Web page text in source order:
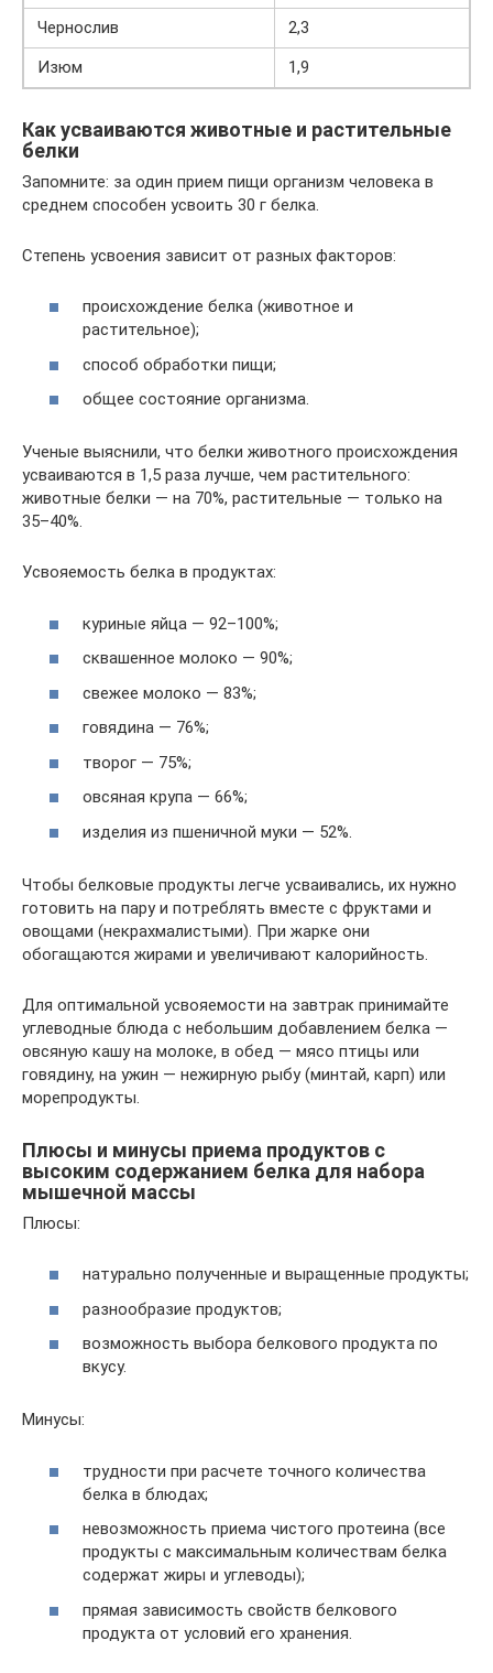
Чернослив
2,3
Изюм
1,9
Как усваиваются животные и растительные
белки
Запомните: за один прием пищи организм человека в
среднем способен усвоить 30 г белка.
Степень усвоения зависит от разных факторов:
происхождение белка (животное и
растительное);
способ обработки пищи;
общее состояние организма.
Ученые выяснили, что белки животного происхождения
усваиваются в 1,5 раза лучше, чем растительного:
животные белки — на 70%, растительные — только на
35–40%.
Усвояемость белка в продуктах:
куриные яйца — 92–100%;
сквашенное молоко — 90%;
свежее молоко — 83%;
говядина — 76%;
творог — 75%;
овсяная крупа — 66%;
изделия из пшеничной муки — 52%.
Чтобы белковые продукты легче усваивались, их нужно
готовить на пару и потреблять вместе с фруктами и
овощами (некрахмалистыми). При жарке они
обогащаются жирами и увеличивают калорийность.
Для оптимальной усвояемости на завтрак принимайте
углеводные блюда с небольшим добавлением белка —
овсяную кашу на молоке, в обед — мясо птицы или
говядину, на ужин — нежирную рыбу (минтай, карп) или
морепродукты.
Плюсы и минусы приема продуктов с
высоким содержанием белка для набора
мышечной массы
Плюсы:
натурально полученные и выращенные продукты;
разнообразие продуктов;
возможность выбора белкового продукта по
вкусу.
Минусы:
трудности при расчете точного количества
белка в блюдах;
невозможность приема чистого протеина (все
продукты с максимальным количествам белка
содержат жиры и углеводы);
прямая зависимость свойств белкового
продукта от условий его хранения.